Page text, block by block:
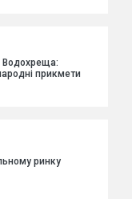
Водохреща:
прикмети
ринку